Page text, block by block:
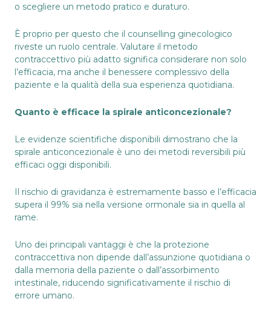
o scegliere un metodo pratico e duraturo.
È proprio per questo che il counselling ginecologico
riveste un ruolo centrale. Valutare il metodo
contraccettivo più adatto significa considerare non solo
l’efficacia, ma anche il benessere complessivo della
paziente e la qualità della sua esperienza quotidiana.
Quanto è efficace la spirale anticoncezionale?
Le evidenze scientifiche disponibili dimostrano che la
spirale anticoncezionale è uno dei metodi reversibili più
efficaci oggi disponibili.
Il rischio di gravidanza è estremamente basso e l’efficacia
supera il 99% sia nella versione ormonale sia in quella al
rame.
Uno dei principali vantaggi è che la protezione
contraccettiva non dipende dall’assunzione quotidiana o
dalla memoria della paziente o dall’assorbimento
intestinale, riducendo significativamente il rischio di
errore umano.